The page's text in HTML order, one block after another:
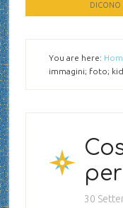
DICONO
You are here:
immagini; foto;
30